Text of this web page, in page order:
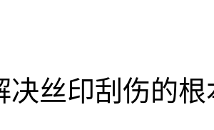
决丝印刮伤的